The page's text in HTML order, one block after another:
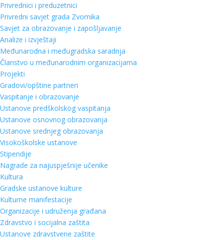
Privrednici i preduzetnici
Privredni savjet grada Zvornika
Savjet za obrazovanje i zapošljavanje
Analize i izvještaji
Međunarodna i međugradska saradnja
Članstvo u međunarodnim organizacijama
Projekti
Gradovi/opštine partneri
Vaspitanje i obrazovanje
Ustanove predškolskog vaspitanja
Ustanove osnovnog obrazovanja
Ustanove srednjeg obrazovanja
Visokoškolske ustanove
Stipendije
Nagrade za najuspješnije učenike
Kultura
Gradske ustanove kulture
Kulturne manifestacije
Organizacije i udruženja građana
Zdravstvo i socijalna zaštita
Ustanove zdravstvene zaštite